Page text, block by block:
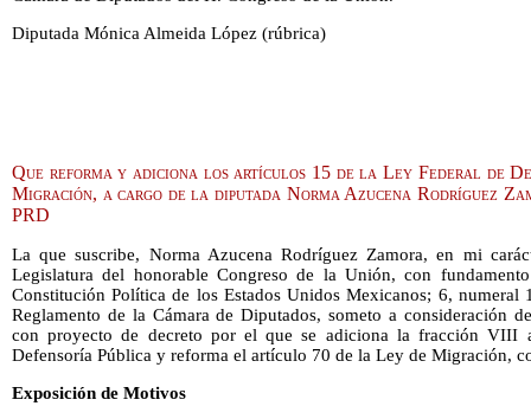
Diputada Mónica Almeida López (rúbrica)
Que reforma y adiciona los artículos 15 de la Ley Federal de
Migración, a cargo de la diputada Norma Azucena Rodríguez
PRD
La que suscribe, Norma Azucena Rodríguez Zamora, en mi
Legislatura del honorable Congreso de la Unión, con
Constitución Política de los Estados Unidos Mexicanos; 6,
Reglamento de la Cámara de Diputados, someto a consideración
con proyecto de decreto por el que se adiciona la fracción VIII
Defensoría Pública y reforma el artículo 70 de la Ley de Migración,
Exposición de Motivos